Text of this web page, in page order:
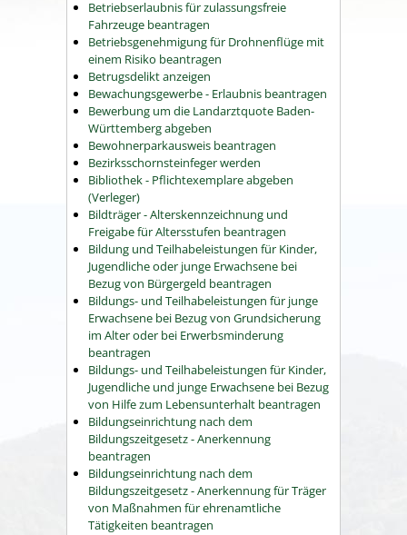
Betriebserlaubnis für zulassungsfreie
Fahrzeuge beantragen
Betriebsgenehmigung für Drohnenflüge mit
einem Risiko beantragen
Betrugsdelikt anzeigen
Bewachungsgewerbe - Erlaubnis beantragen
Bewerbung um die Landarztquote Baden-
Württemberg abgeben
Bewohnerparkausweis beantragen
Bezirksschornsteinfeger werden
Bibliothek - Pflichtexemplare abgeben
(Verleger)
Bildträger - Alterskennzeichnung und
Freigabe für Altersstufen beantragen
Bildung und Teilhabeleistungen für Kinder,
Jugendliche oder junge Erwachsene bei
Bezug von Bürgergeld beantragen
Bildungs- und Teilhabeleistungen für junge
Erwachsene bei Bezug von Grundsicherung
im Alter oder bei Erwerbsminderung
beantragen
Bildungs- und Teilhabeleistungen für Kinder,
Jugendliche und junge Erwachsene bei Bezug
von Hilfe zum Lebensunterhalt beantragen
Bildungseinrichtung nach dem
Bildungszeitgesetz - Anerkennung
beantragen
Bildungseinrichtung nach dem
Bildungszeitgesetz - Anerkennung für Träger
von Maßnahmen für ehrenamtliche
Tätigkeiten beantragen